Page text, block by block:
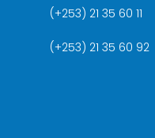
(+253) 21 35 60 11
(+253) 21 35 60 92